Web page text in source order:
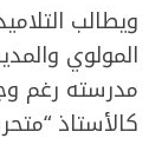
ويطالب
المولوي
مدرسته رغم
كالأستاذ